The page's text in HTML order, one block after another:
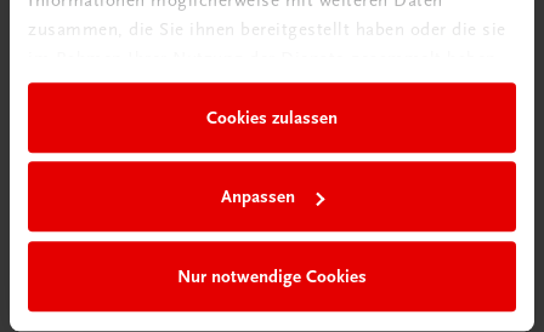
zusammen, die Sie ihnen bereitgestellt haben oder die sie
Cookies zulassen
Anpassen
Nur notwendige Cookies
Gastronomie